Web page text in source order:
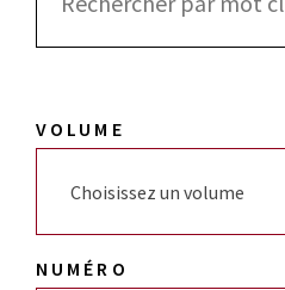
VOLUME
Choisissez un volume
NUMÉRO